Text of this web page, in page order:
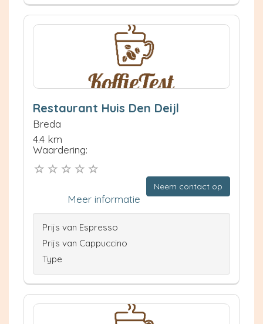
Restaurant Huis Den Deijl
Breda
4.4 km
Waardering:
Neem contact op
Meer informatie
Prijs van Espresso
Prijs van Cappuccino
Type